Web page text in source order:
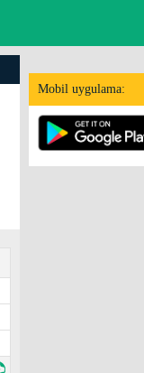
Mobil uygulama: